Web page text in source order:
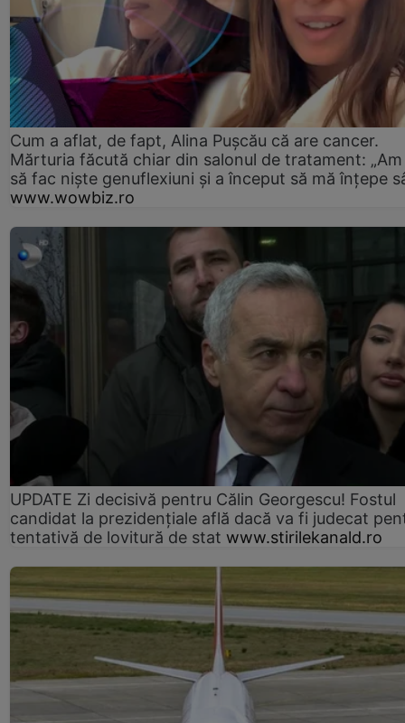
Cum a aflat, de fapt, Alina Pușcău că are cancer.
Mărturia făcută chiar din salonul de tratament:
să fac niște genuflexiuni și a început să mă înțepe
www.wowbiz.ro
UPDATE Zi decisivă pentru Călin Georgescu! Fostul
candidat la prezidențiale află dacă va fi judecat
tentativă de lovitură de stat www.stirilekanald.ro